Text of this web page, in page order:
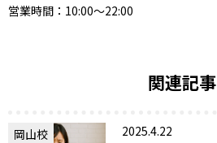
営業時間：10:00〜22:00
関連記事
岡山校 2025.4.22